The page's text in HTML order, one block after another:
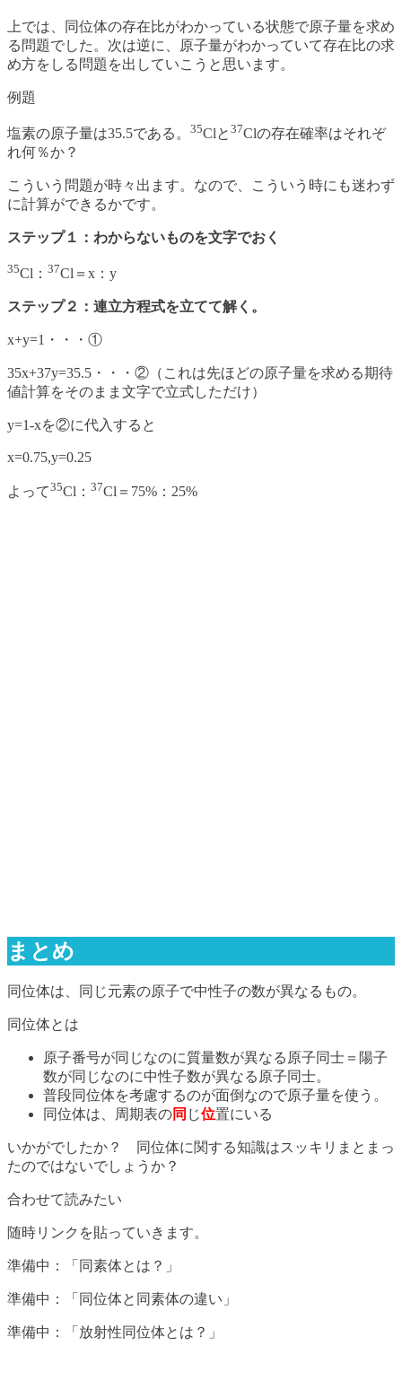
上では、同位体の存在比がわかっている状態で原子量を求め
る問題でした。次は逆に、原子量がわかっていて存在比の求
め方をしる問題を出していこうと思います。
例題
塩素の原子量は35.5である。 35Clと 37Clの存在確率はそれぞ
れ何％か？
こういう問題が時々出ます。なので、こういう時にも迷わず
に計算ができるかです。
ステップ１：わからないものを文字でおく
35Cl： 37Cl＝x：y
ステップ２：連立方程式を立てて解く。
x+y=1・・・①
35x+37y=35.5・・・②（これは先ほどの原子量を求める期待
値計算をそのまま文字で立式しただけ）
y=1-xを②に代入すると
x=0.75,y=0.25
よって35Cl： 37Cl＝75%：25%
まとめ
同位体は、同じ元素の原子で中性子の数が異なるもの。
同位体とは
原子番号が同じなのに質量数が異なる原子同士＝陽子
数が同じなのに中性子数が異なる原子同士。
普段同位体を考慮するのが面倒なので原子量を使う。
同位体は、周期表の同 じ位置にいる
いかがでしたか？ 同位体に関する知識はスッキリまとまっ
たのではないでしょうか？
合わせて読みたい
随時リンクを貼っていきます。
準備中：「同素体とは？」
準備中：「同位体と同素体の違い」
準備中：「放射性同位体とは？」